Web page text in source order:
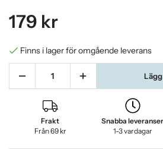
179 kr
Finns i lager för omgående leverans
Frakt
Från 69 kr
Snabba leveranser
1-3 vardagar